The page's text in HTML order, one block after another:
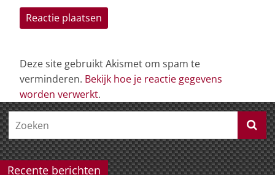
Deze site gebruikt Akismet om spam te
verminderen. Bekijk hoe je reactie gegevens
worden verwerkt.
Recente berichten